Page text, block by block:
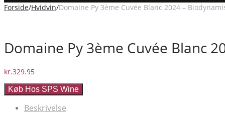
Forside/Hvidvin/Domaine Py 3ème Cuvée Blanc 2024 –
Domaine Py 3ème Cuvée Blanc
kr.329.95
Køb Hos SPS Wine
Beskrivelse